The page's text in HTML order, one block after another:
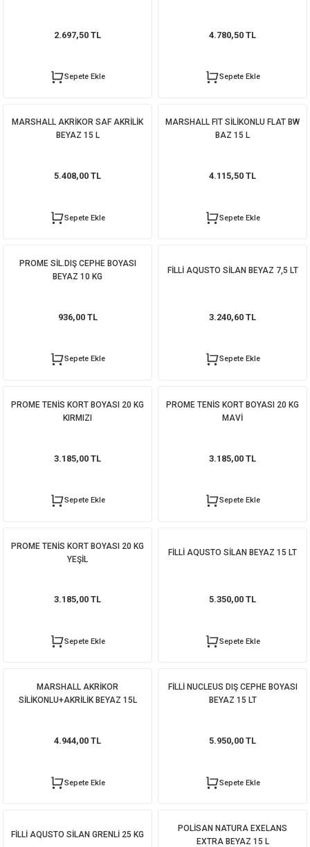
2.697,50 TL
Sepete Ekle
4.780,50 TL
Sepete Ekle
MARSHALL AKRİKOR SAF AKRİLİK
BEYAZ 15 L
5.408,00 TL
Sepete Ekle
MARSHALL FIT SİLİKONLU FLAT BW
BAZ 15 L
4.115,50 TL
Sepete Ekle
PROME SİL.DIŞ CEPHE BOYASI
BEYAZ 10 KG
936,00 TL
Sepete Ekle
FİLLİ AQUSTO SİLAN BEYAZ 7,5 LT
3.240,60 TL
Sepete Ekle
PROME TENİS KORT BOYASI 20 KG
KIRMIZI
3.185,00 TL
Sepete Ekle
PROME TENİS KORT BOYASI 20 KG
MAVİ
3.185,00 TL
Sepete Ekle
PROME TENİS KORT BOYASI 20 KG
YEŞİL
3.185,00 TL
Sepete Ekle
FİLLİ AQUSTO SİLAN BEYAZ 15 LT
5.350,00 TL
Sepete Ekle
MARSHALL AKRİKOR
SİLİKONLU+AKRİLİK BEYAZ 15L
4.944,00 TL
Sepete Ekle
FİLLİ NUCLEUS DIŞ CEPHE BOYASI
BEYAZ 15 LT
5.950,00 TL
Sepete Ekle
FİLLİ AQUSTO SİLAN GRENLİ 25 KG
POLİSAN NATURA EXELANS
EXTRA BEYAZ 15 L